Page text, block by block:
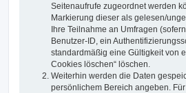
Seitenaufrufe zugeordnet werden
Markierung dieser als gelesen/
Ihre Teilnahme an Umfragen
Benutzer-ID, ein
standardmäßig eine Gültigkeit von
Cookies löschen“ löschen.
Weiterhin werden die Daten
persönlichem Bereich angeben.